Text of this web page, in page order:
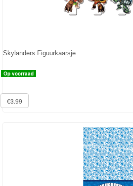
Sam
Magische
Mickey
Skylanders Figuurkaarsje
Op voorraad
€3.99